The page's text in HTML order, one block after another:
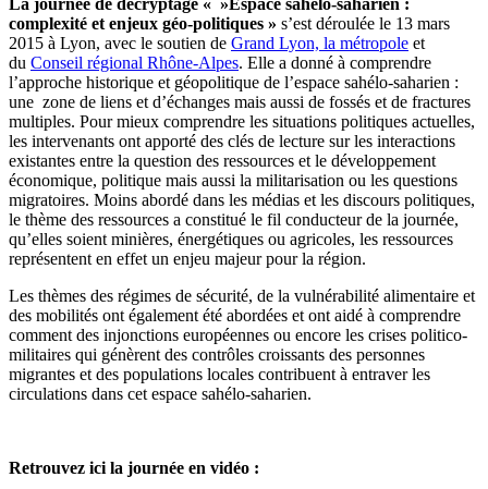
complexité et enjeux géo-politiques » s’est déroulée le 13 mars
2015 à Lyon, avec le soutien de Grand Lyon, la métropole et
du Conseil régional Rhône-Alpes. Elle a donné à comprendre
l’approche historique et géopolitique de l’espace sahélo-saharien :
une zone de liens et d’échanges mais aussi de fossés et de fractures
multiples. Pour mieux comprendre les situations politiques actuelles,
les intervenants ont apporté des clés de lecture sur les interactions
existantes entre la question des ressources et le développement
économique, politique mais aussi la militarisation ou les questions
migratoires. Moins abordé dans les médias et les discours politiques,
le thème des ressources a constitué le fil conducteur de la journée,
qu’elles soient minières, énergétiques ou agricoles, les ressources
représentent en effet un enjeu majeur pour la région.
Les thèmes des régimes de sécurité, de la vulnérabilité alimentaire et
des mobilités ont également été abordées et ont aidé à comprendre
comment des injonctions européennes ou encore les crises politico-
militaires qui génèrent des contrôles croissants des personnes
migrantes et des populations locales contribuent à entraver les
circulations dans cet espace sahélo-saharien.
Retrouvez ici la journée en vidéo :